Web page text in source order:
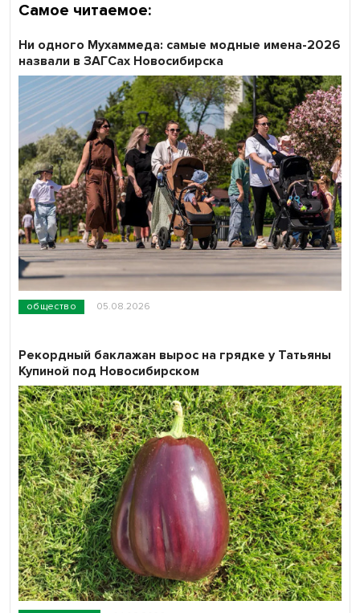
Самое читаемое:
общество 05.08.2026
Ни одного Мухаммеда: самые модные имена-2026
назвали в ЗАГСах Новосибирска
Рекордный баклажан вырос на грядке у Татьяны
Купиной под Новосибирском